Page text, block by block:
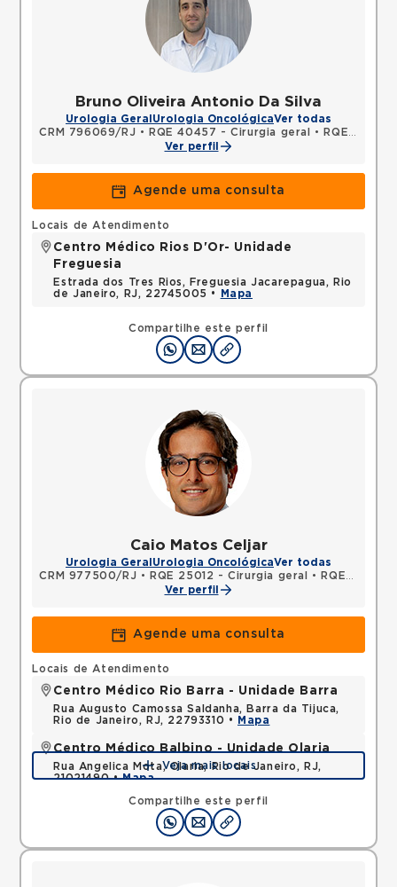
Bruno Oliveira Antonio Da Silva
Urologia Geral Urologia OncológicaVer todas
CRM 796069/RJ • RQE 40457 - Cirurgia geral •
RQE 40458 - Urologia
Ver perfil
Agende uma consulta
Compartilhe este perfil
Locais de Atendimento
Centro Médico Rios D'Or- Unidade
Freguesia
Estrada dos Tres Rios, Freguesia Jacarepagua, Rio
de Janeiro, RJ, 22745005 •
Mapa
Caio Matos Celjar
Urologia Geral Urologia OncológicaVer todas
CRM 977500/RJ • RQE 25012 - Cirurgia geral •
RQE 32504 - Urologia
Ver perfil
Agende uma consulta
Compartilhe este perfil
Locais de Atendimento
Centro Médico Rio Barra - Unidade Barra
Rua Augusto Camossa Saldanha, Barra da Tijuca,
Rio de Janeiro, RJ, 22793310 •
Mapa
Centro Médico Balbino - Unidade Olaria
Rua Angelica Mota, Olaria, Rio de Janeiro, RJ,
21021490 •Mapa
Veja mais locais